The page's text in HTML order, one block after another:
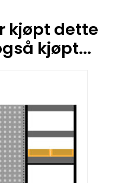
kjøpt dette
kjøpt...